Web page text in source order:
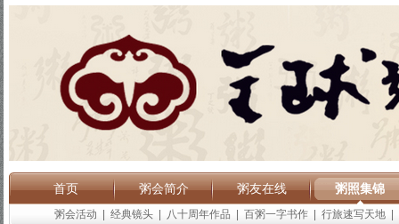
首页 粥会简介 粥友在线 粥照集锦
粥会活动 经典镜头 八十周年作品 百粥一字书作 行旅速写天地